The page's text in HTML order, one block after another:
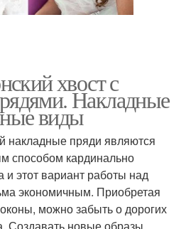
хвост с
Накладные
виды
накладные пряди являются
способом кардинально
этот вариант работы над
экономичным. Приобретая
можно забыть о дорогих
Создавать новые образы